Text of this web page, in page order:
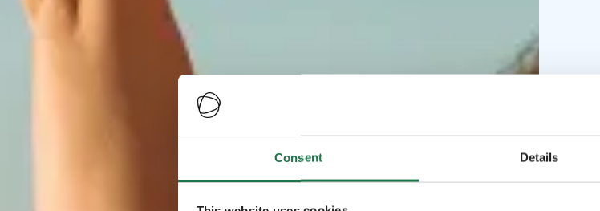
Consent Details